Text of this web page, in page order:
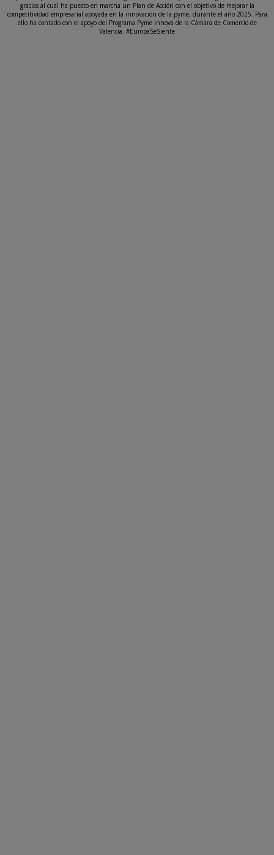
gracias al cual ha puesto en marcha un Plan de Acción con el objetivo de mejorar la
competitividad empresarial apoyada en la innovación de la pyme, durante el año 2025. Para
ello ha contado con el apoyo del Programa Pyme Innova de la Cámara de Comercio de
Valencia. #EuropaSeSiente